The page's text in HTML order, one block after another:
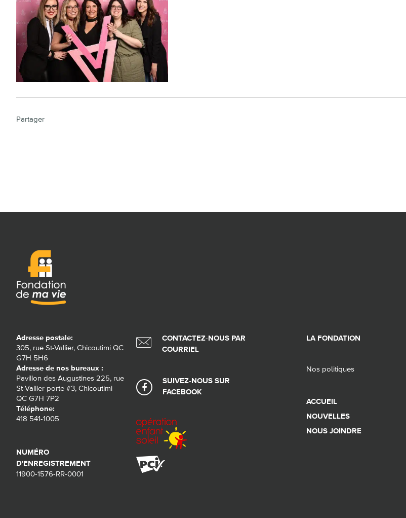
Partager
Adresse postale:
305, rue St-Vallier, Chicoutimi QC
G7H 5H6
Adresse de nos bureaux :
Pavillon des Augustines 225, rue
St-Vallier porte #3, Chicoutimi
QC G7H 7P2
Téléphone:
418 541-1005
NUMÉRO
D'ENREGISTREMENT
11900-1576-RR-0001
CONTACTEZ-NOUS PAR
COURRIEL
SUIVEZ-NOUS SUR
FACEBOOK
LA FONDATION
Nos politiques
ACCUEIL
NOUVELLES
NOUS JOINDRE